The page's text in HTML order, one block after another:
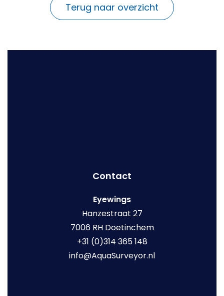
Terug naar overzicht
Contact
Eyewings
Hanzestraat 27
7006 RH Doetinchem
+31 (0)314 365 148
info@AquaSurveyor.nl